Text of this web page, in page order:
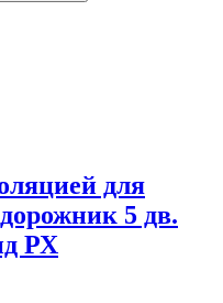
для
5 дв.
РХ